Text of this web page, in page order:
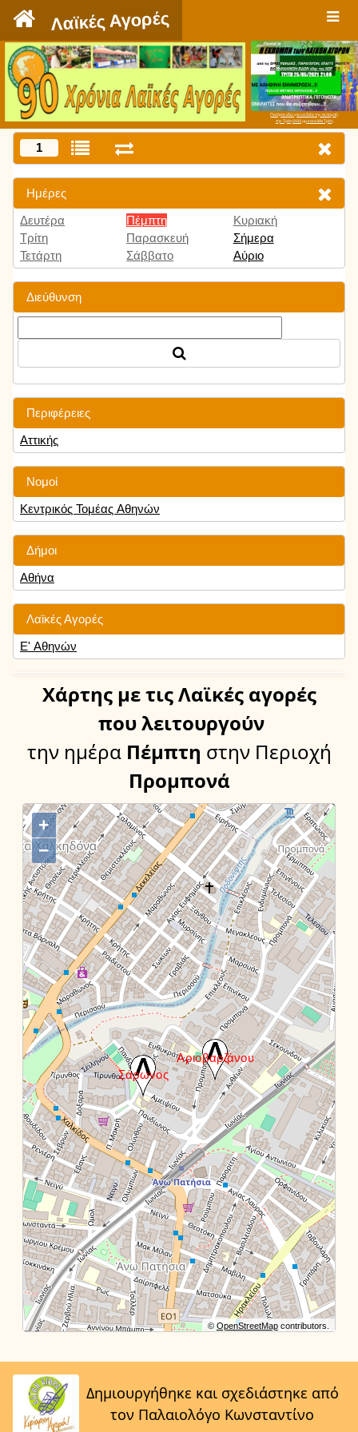
Λαϊκές Αγορές
Πατήστε εδώ για να δείτε την εκπομπή
την Τρίτη 9:00 μμ και κάθε Τρίτη
1
Ημέρες
Δευτέρα
Τρίτη
Τετάρτη
Πέμπτη
Παρασκευή
Σάββατο
Κυριακή
Σήμερα
Αύριο
Διεύθυνση
Περιφέρειες
Αττικής
Νομοί
Κεντρικός Τομέας Αθηνών
Δήμοι
Αθήνα
Λαϊκές Αγορές
Ε' Αθηνών
Χάρτης με τις Λαϊκές αγορές
που λειτουργούν
την ημέραΠέμπτη στην Περιοχή
Προμπονά
+
−
© OpenStreetMapcontributors.
Δημιουργήθηκε και σχεδιάστηκε από
τον Παλαιολόγο Κωνσταντίνο